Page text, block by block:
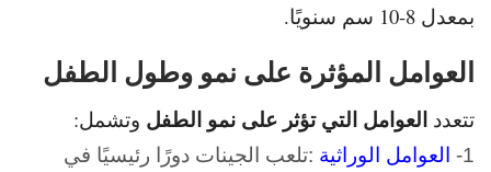
بمعدل 8-10 سم سنويًا.
العوامل المؤثرة على نمو وطول الطفل
تتعدد العوامل التي تؤثر على نمو الطفل وتشمل:
1- العوامل الوراثية :تلعب الجينات دورًا رئيسيًا في